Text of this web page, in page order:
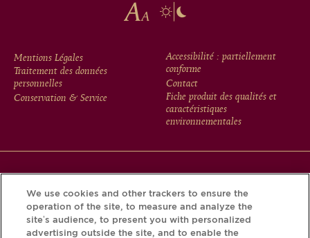
FOOTER
MENU
Mentions Légales
Traitement des données
personnelles
Conservation & Service
Accessibilité : partiellement
conforme
Contact
Fiche produit des qualités et
caractéristiques
environnementales
votre bouteille grâce au Krug iD.
We use cookies and other trackers to ensure the
operation of the site, to measure and analyze the
site’s audience, to present you with personalized
advertising outside the site, and to enable the